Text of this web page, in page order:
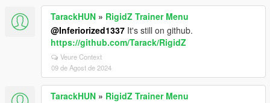
TarackHUN » RigidZ Trainer Menu
@Inferiorized1337 It's still on github.
https://github.com/Tarack/RigidZ
Veure Context
09 de Agost de 2024
TarackHUN » RigidZ Trainer Menu